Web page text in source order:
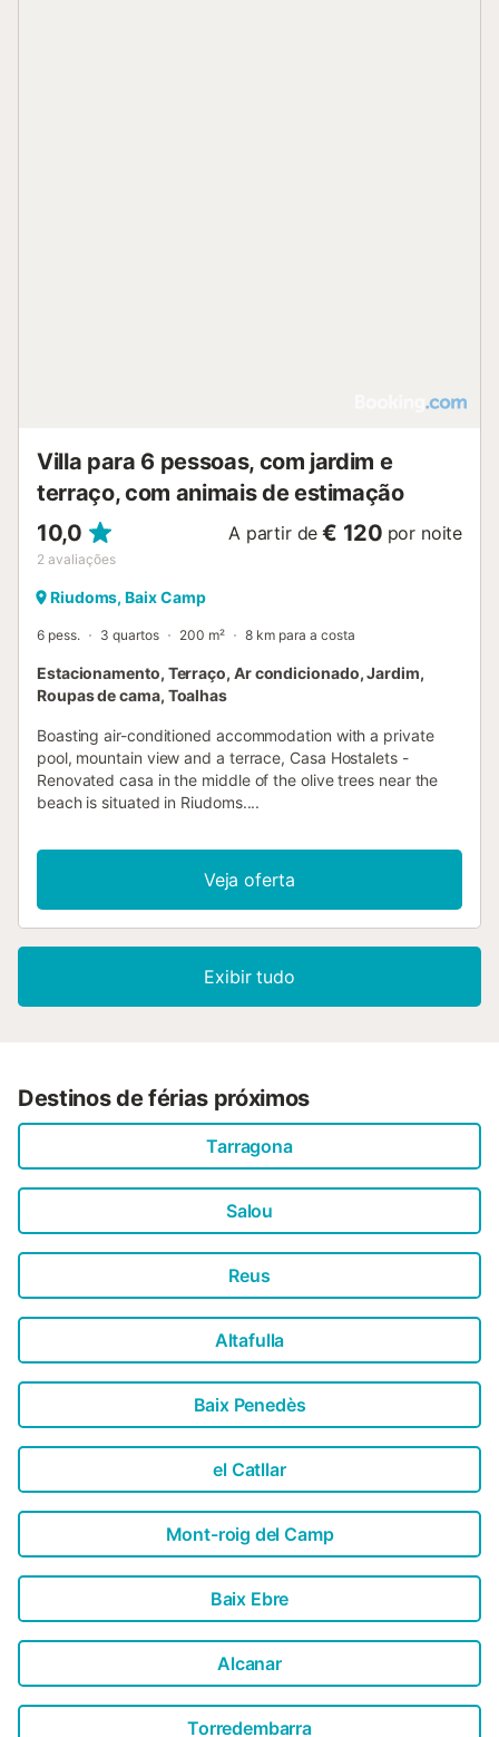
Villa para 6 pessoas, com jardim e
terraço, com animais de estimação
10,0
2 avaliações
A partir de € 120 por noite
Riudoms, Baix Camp
6 pess. 3 quartos 200 m² 8 km para a costa
Estacionamento, Terraço, Ar condicionado, Jardim,
Roupas de cama, Toalhas
Boasting air-conditioned accommodation with a private
pool, mountain view and a terrace, Casa Hostalets -
Renovated casa in the middle of the olive trees near the
beach is situated in Riudoms....
Veja oferta
Exibir tudo
Destinos de férias próximos
Tarragona
Salou
Reus
Altafulla
Baix Penedès
el Catllar
Mont-roig del Camp
Baix Ebre
Alcanar
Torredembarra